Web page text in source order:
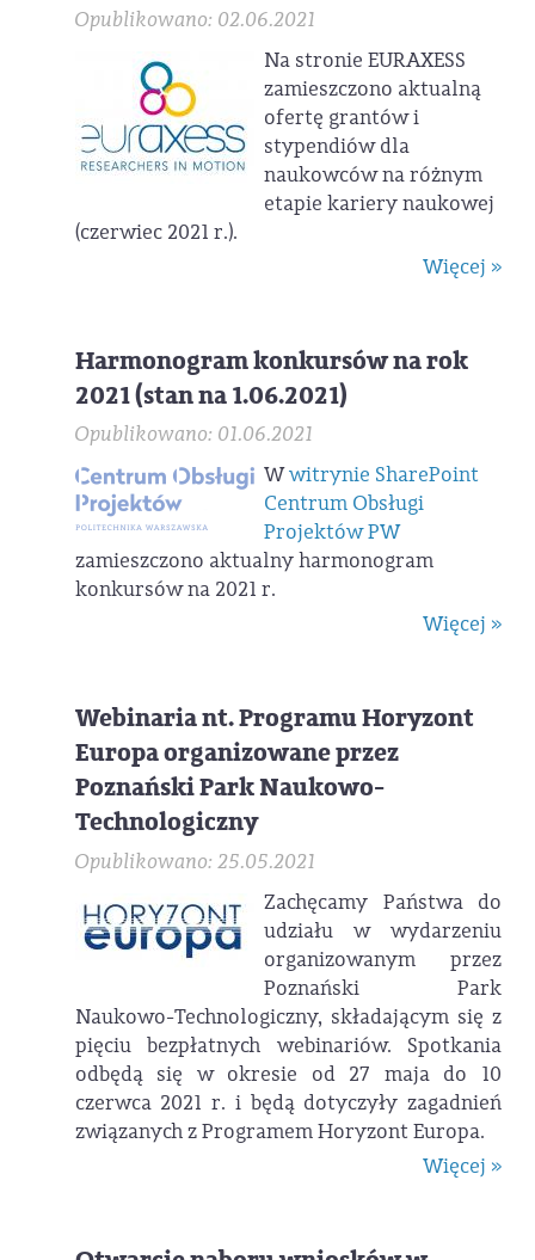
Opublikowano: 02.06.2021
Na stronie EURAXESS
zamieszczono aktualną
ofertę grantów i
stypendiów dla
naukowców na różnym
etapie kariery naukowej
(czerwiec 2021 r.).
Więcej »
Harmonogram konkursów na rok
2021 (stan na 1.06.2021)
Opublikowano: 01.06.2021
Wwitrynie SharePoint
Centrum Obsługi
Projektów PW
zamieszczono aktualny harmonogram
konkursów na 2021 r.
Więcej »
Webinaria nt. Programu Horyzont
Europa organizowane przez
Poznański Park Naukowo-
Technologiczny
Opublikowano: 25.05.2021
Zachęcamy Państwa do
udziału w wydarzeniu
organizowanym przez
Poznański Park
Naukowo-Technologiczny, składającym się z
pięciu bezpłatnych webinariów. Spotkania
odbędą się w okresie od 27 maja do 10
czerwca 2021 r. i będą dotyczyły zagadnień
związanych z Programem Horyzont Europa.
Więcej »